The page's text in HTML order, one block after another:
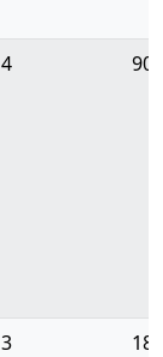
4 90
3 18